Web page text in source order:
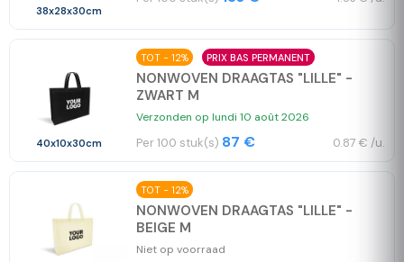
38x28x30cm
40x10x30cm
TOT - 12% PRIX BAS PERMANENT
NONWOVEN DRAAGTAS "LILLE" -
ZWART M
Verzonden op lundi 10 août 2026
Per 100 stuk(s) 87 € 0.87 € /u.
TOT - 12%
NONWOVEN DRAAGTAS "LILLE" -
BEIGE M
Niet op voorraad